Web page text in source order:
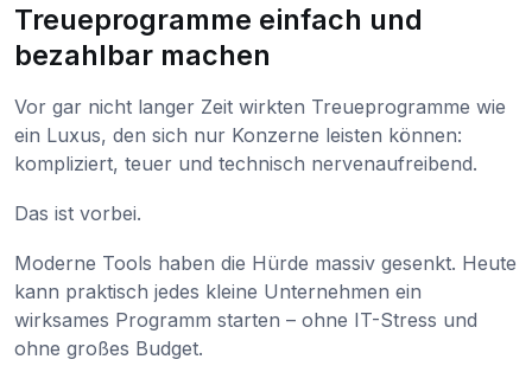
Treueprogramme einfach und
bezahlbar machen
Vor gar nicht langer Zeit wirkten Treueprogramme wie
ein Luxus, den sich nur Konzerne leisten können:
kompliziert, teuer und technisch nervenaufreibend.
Das ist vorbei.
Moderne Tools haben die Hürde massiv gesenkt. Heute
kann praktisch jedes kleine Unternehmen ein
wirksames Programm starten – ohne IT-Stress und
ohne großes Budget.